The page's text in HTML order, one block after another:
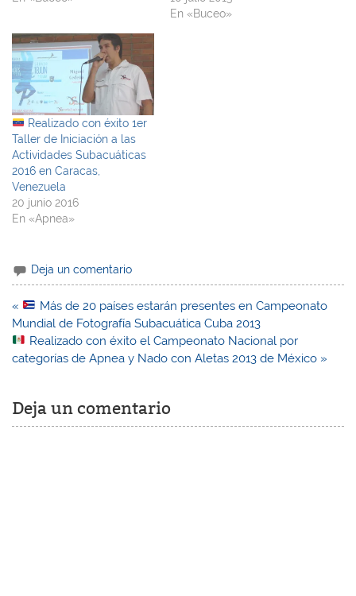
En «Buceo»
Realizado con éxito 1er
Taller de Iniciación a las
Actividades Subacuáticas
2016 en Caracas,
Venezuela
20 junio 2016
En «Apnea»
Deja un comentario
Navegación
de
entradas
«
Más de 20 países estarán presentes en Campeonato
Mundial de Fotografía Subacuática Cuba 2013
Realizado con éxito el Campeonato Nacional por
categorías de Apnea y Nado con Aletas 2013 de México »
Deja un comentario